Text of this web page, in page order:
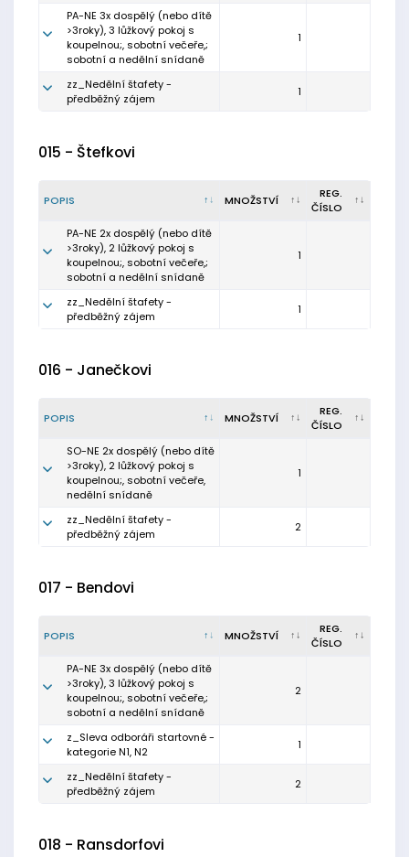
PA-NE 3x dospělý (nebo dítě
>3roky), 3 lůžkový pokoj s
koupelnou;, sobotní večeře,;
sobotní a nedělní snídaně
1
zz_Nedělní štafety -
předběžný zájem
1
015 - Štefkovi
POPIS MNOŽSTVÍ
REG.
ČÍSLO
PA-NE 2x dospělý (nebo dítě
>3roky), 2 lůžkový pokoj s
koupelnou;, sobotní večeře,;
sobotní a nedělní snídaně
1
zz_Nedělní štafety -
předběžný zájem
1
016 - Janečkovi
POPIS MNOŽSTVÍ
REG.
ČÍSLO
SO-NE 2x dospělý (nebo dítě
>3roky), 2 lůžkový pokoj s
koupelnou;, sobotní večeře,
nedělní snídaně
1
zz_Nedělní štafety -
předběžný zájem
2
017 - Bendovi
POPIS MNOŽSTVÍ
REG.
ČÍSLO
PA-NE 3x dospělý (nebo dítě
>3roky), 3 lůžkový pokoj s
koupelnou;, sobotní večeře,;
sobotní a nedělní snídaně
2
z_Sleva odboráři startovné -
kategorie N1, N2
1
zz_Nedělní štafety -
předběžný zájem
2
018 - Ransdorfovi